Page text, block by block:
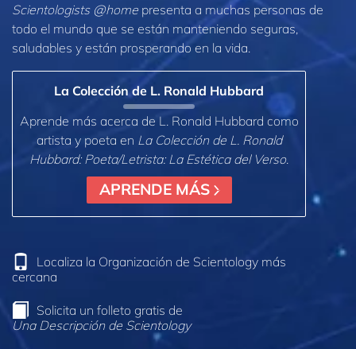
Scientologists @home presenta a muchas personas de
todo el mundo que se están manteniendo seguras,
saludables y están prosperando en la vida.
La Colección de L. Ronald Hubbard
Aprende más acerca de L. Ronald Hubbard como
artista y poeta en La Colección de L. Ronald
Hubbard: Poeta/Letrista: La Estética del Verso.
APRENDE MÁS
Localiza la Organización de Scientology más
cercana
Solicita un folleto gratis de
Una Descripción de Scientology